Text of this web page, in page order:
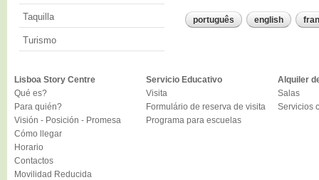
Taquilla
Turismo
português english
Lisboa Story Centre
Qué es?
Para quién?
Visión - Posición - Promesa
Cómo llegar
Horario
Contactos
Movilidad Reducida
Servicio Educativo
Visita
Formulário de reserva de visita
Programa para escuelas
Alquiler
Salas
Servicios